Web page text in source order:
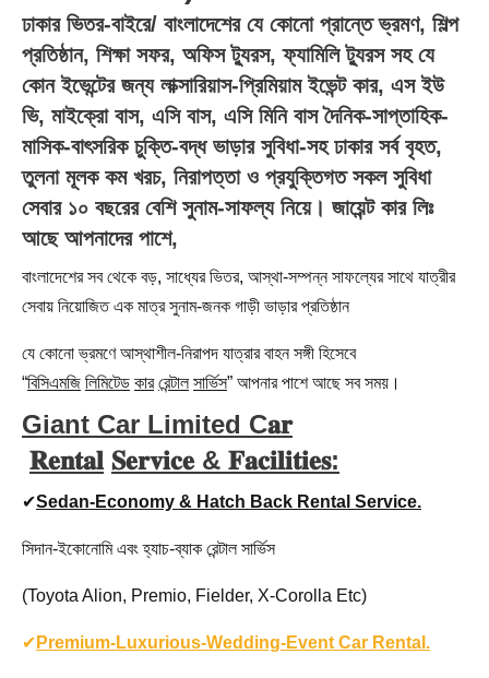
ঢাকার ভিতর-বাইরে/ বাংলাদেশের যে কোনো প্রান্তে ভ্রমণ, শিল্প
প্রতিষ্ঠান, শিক্ষা সফর, অফিস ট্যুরস, ফ্যামিলি ট্যুরস সহ যে
কোন ইভেন্টের জন্য লাক্সারিয়াস-প্রিমিয়াম ইভেন্ট কার, এস ইউ
ভি, মাইক্রো বাস, এসি বাস, এসি মিনি বাস দৈনিক-সাপ্তাহিক-
মাসিক-বাৎসরিক চুক্তি-বদ্ধ ভাড়ার সুবিধা-সহ ঢাকার সর্ব বৃহত,
তুলনা মূলক কম খরচ, নিরাপত্তা ও প্রযুক্তিগত সকল সুবিধা
সেবার ১০ বছরের বেশি সুনাম-সাফল্য নিয়ে। জায়েন্ট কার লিঃ
আছে আপনাদের পাশে,
বাংলাদেশের সব থেকে বড়, সাধ্যের ভিতর, আস্থা-সম্পন্ন সাফল্যের সাথে যাত্রীর
সেবায় নিয়োজিত এক মাত্র সুনাম-জনক গাড়ী ভাড়ার প্রতিষ্ঠান
যে কোনো ভ্রমণে আস্থাশীল-নিরাপদ যাত্রার বাহন সঙ্গী হিসেবে
“বিসিএমজি লিমিটেড কার রেন্টাল সার্ভিস” আপনার পাশে আছে সব সময়।
Giant Car Limited C𝐚𝐫
𝐑𝐞𝐧𝐭𝐚𝐥 𝐒𝐞𝐫𝐯𝐢𝐜𝐞 & 𝐅𝐚𝐜𝐢𝐥𝐢𝐭𝐢𝐞𝐬:
✔Sedan-Economy & Hatch Back Rental Service.
সিদান-ইকোনোমি এবং হ্যাচ-ব্যাক রেন্টাল সার্ভিস
(Toyota Alion, Premio, Fielder, X-Corolla Etc)
✔ Premium-Luxurious-Wedding-Event Car Rental.